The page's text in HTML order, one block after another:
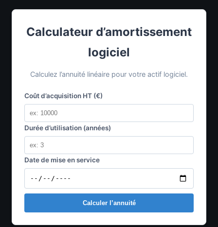
Calculateur d’amortissement
logiciel
Calculez l’annuité linéaire pour votre actif logiciel.
Coût d’acquisition HT (€)
Durée d’utilisation (années)
Date de mise en service
Calculer l’annuité